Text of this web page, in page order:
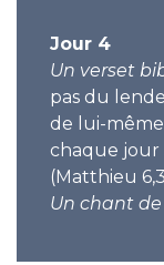
Jour 4
Un verset
pas du
de lui-
chaque jour
(Matthieu
Un chant de